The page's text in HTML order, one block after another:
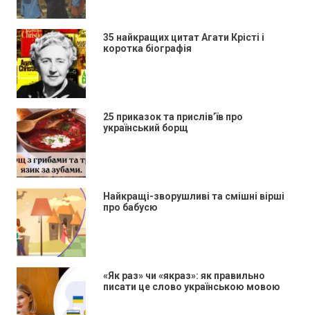
35 найкращих цитат Агати Крісті і
коротка біографія
25 приказок та прислів’їв про
український борщ
Найкращі-зворушливі та смішні вірші
про бабусю
«Як раз» чи «якраз»: як правильно
писати це слово українською мовою